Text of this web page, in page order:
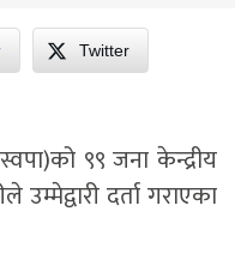
Twitter
९९ जना केन्द्रीय
दर्ता गराएका